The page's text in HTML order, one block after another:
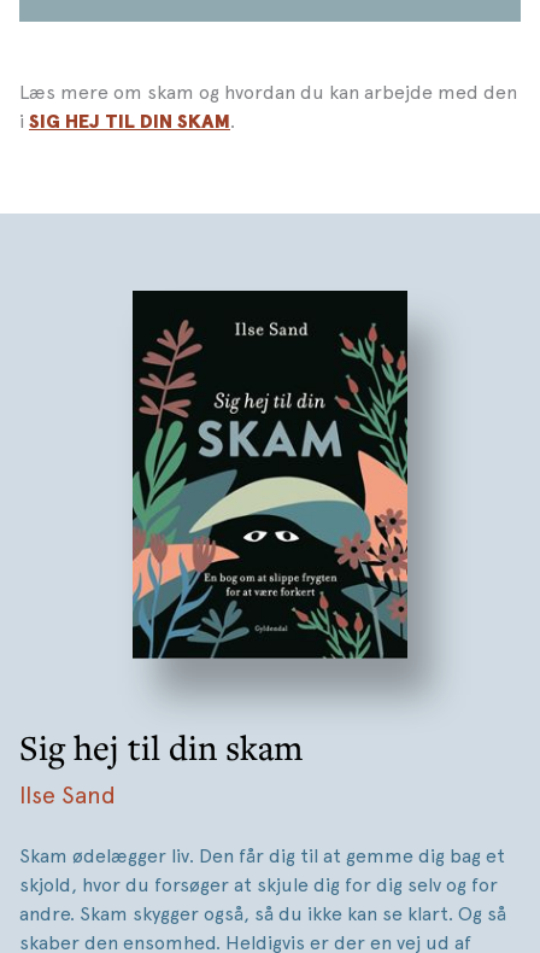
Læs mere om skam og hvordan du kan arbejde med den
i SIG HEJ TIL DIN SKAM .
Sig hej til din skam
Ilse Sand
Skam ødelægger liv. Den får dig til at gemme dig bag et
skjold, hvor du forsøger at skjule dig for dig selv og for
andre. Skam skygger også, så du ikke kan se klart. Og så
skaber den ensomhed. Heldigvis er der en vej ud af